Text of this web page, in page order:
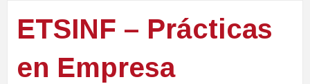
ETSINF – Prácticas
en Empresa